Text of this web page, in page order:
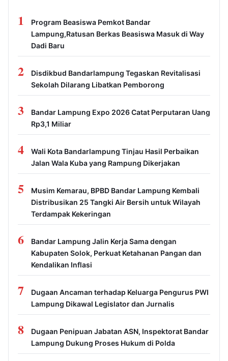
1
Program Beasiswa Pemkot Bandar
Lampung,Ratusan Berkas Beasiswa Masuk di Way
Dadi Baru
2
Disdikbud Bandarlampung Tegaskan Revitalisasi
Sekolah Dilarang Libatkan Pemborong
3
Bandar Lampung Expo 2026 Catat Perputaran Uang
Rp3,1 Miliar
4
Wali Kota Bandarlampung Tinjau Hasil Perbaikan
Jalan Wala Kuba yang Rampung Dikerjakan
5
Musim Kemarau, BPBD Bandar Lampung Kembali
Distribusikan 25 Tangki Air Bersih untuk Wilayah
Terdampak Kekeringan
6
Bandar Lampung Jalin Kerja Sama dengan
Kabupaten Solok, Perkuat Ketahanan Pangan dan
Kendalikan Inflasi
7
Dugaan Ancaman terhadap Keluarga Pengurus PWI
Lampung Dikawal Legislator dan Jurnalis
8
Dugaan Penipuan Jabatan ASN, Inspektorat Bandar
Lampung Dukung Proses Hukum di Polda